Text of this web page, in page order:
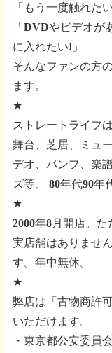
「もう一度触れた
「DVDやビデオが
に入れたい!」
そんなファンの方
ます。
★
ストレートライフ
舞台、芝居、ミュ
デオ、パンフ、楽
ズ等、
80年代90年
★
2000年8月開店。た
実店舗はありませ
す。年中無休。
★
弊店は「古物商許
いただけます。
・東京都公安委員